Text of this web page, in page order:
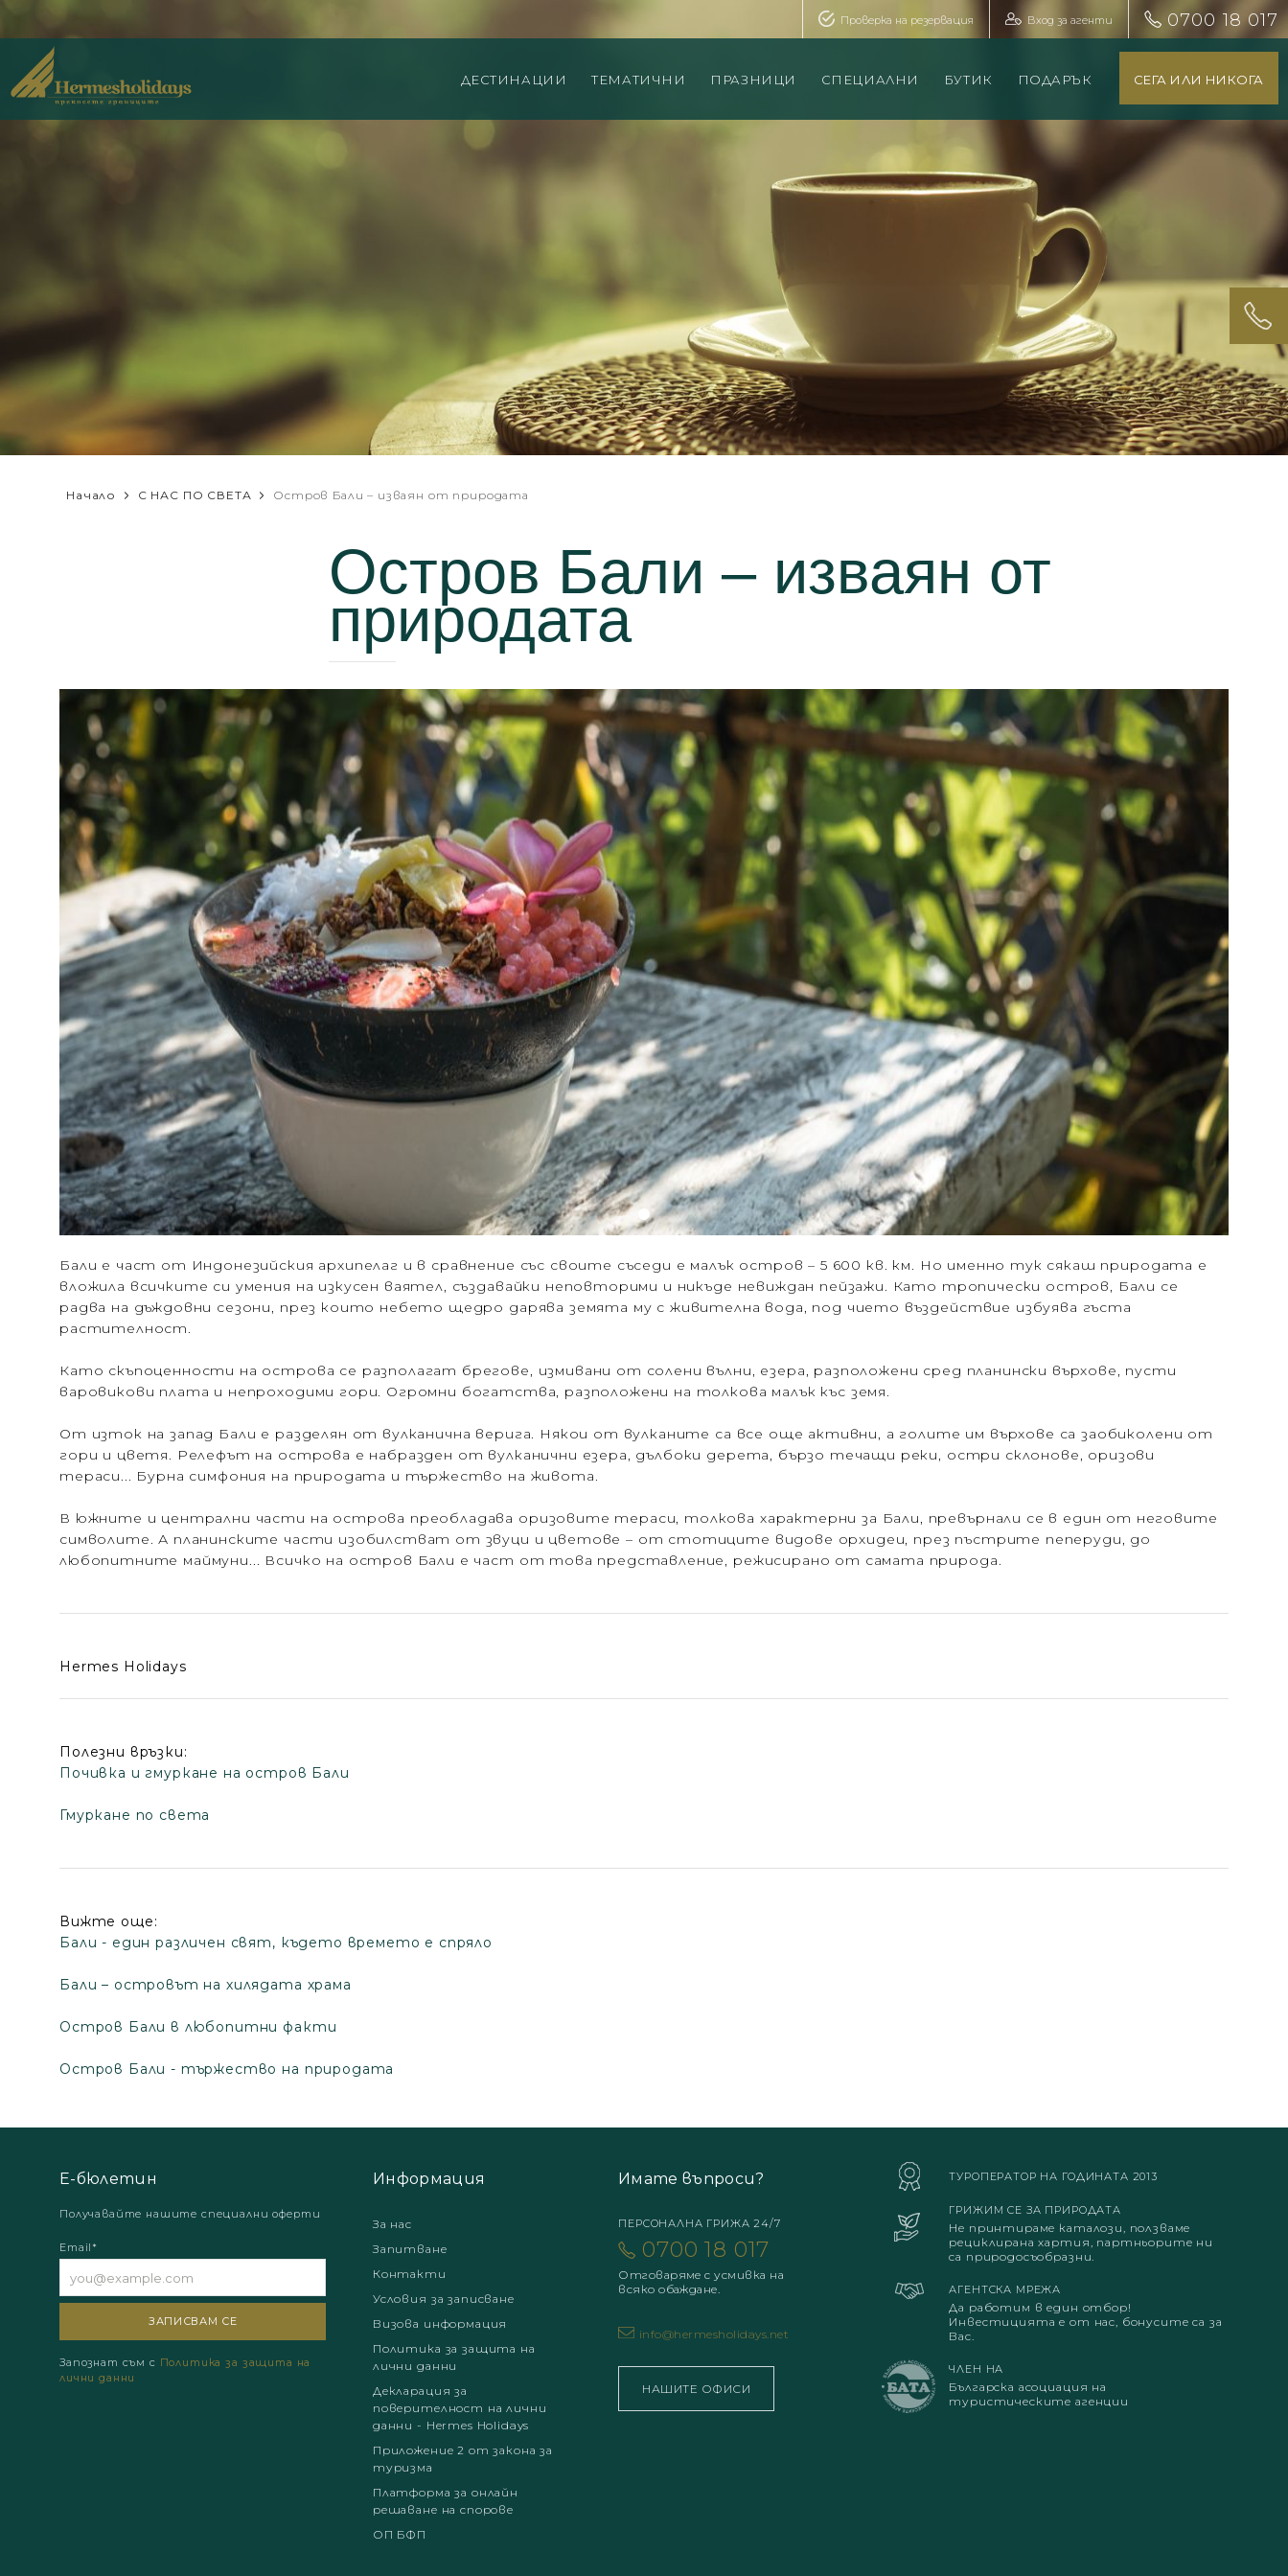
0700 18 017
Вход за агенти
Проверка на резервация
СЕГА ИЛИ НИКОГА
ДЕСТИНАЦИИ ТЕМАТИЧНИ ПРАЗНИЦИ СПЕЦИАЛНИ БУТИК ПОДАРЪК
Начало С НАС ПО СВЕТА Остров Бали – изваян от природата
Остров Бали – изваян от
природата
Бали е част от Индонезийския архипелаг и в сравнение със своите съседи е малък остров – 5 600 кв. км. Но именно тук сякаш природата е
вложила всичките си умения на изкусен ваятел, създавайки неповторими и никъде невиждан пейзажи. Като тропически остров, Бали се
радва на дъждовни сезони, през които небето щедро дарява земята му с живителна вода, под чието въздействие избуява гъста
растителност.
Като скъпоценности на острова се разполагат брегове, измивани от солени вълни, езера, разположени сред планински върхове, пусти
варовикови плата и непроходими гори. Огромни богатства, разположени на толкова малък къс земя.
От изток на запад Бали е разделян от вулканична верига. Някои от вулканите са все още активни, а голите им върхове са заобиколени от
гори и цветя. Релефът на острова е набразден от вулканични езера, дълбоки дерета, бързо течащи реки, остри склонове, оризови
тераси... Бурна симфония на природата и тържество на живота.
В южните и централни части на острова преобладава оризовите тераси, толкова характерни за Бали, превърнали се в един от неговите
символите. А планинските части изобилстват от звуци и цветове – от стотиците видове орхидеи, през пъстрите пеперуди, до
любопитните маймуни... Всичко на остров Бали е част от това представление, режисирано от самата природа.
Hermes Holidays
Полезни връзки:
Почивка и гмуркане на остров Бали
Гмуркане по света
Вижте още:
Бали - един различен свят, където времето е спряло
Бали – oстровът на хилядата храма
Остров Бали в любопитни факти
Остров Бали - тържество на природата
Е-бюлетин
Получавайте нашите специални оферти
Email*
Запознат съм с Политика за защита на
лични данни
Информация
За нас
Запитване
Контакти
Условия за записване
Визова информация
Политика за защита на
лични данни
Декларация за
поверителност на лични
данни - Hermes Holidays
Приложение 2 от закона за
туризма
Платформа за онлайн
решаване на спорове
ОП БФП
Имате въпроси?
ПЕРСОНАЛНА ГРИЖА 24/7
0700 18 017
Отговаряме с усмивка на
всяко обаждане.
info@hermesholidays.net
НАШИТЕ ОФИСИ
ТУРОПЕРАТОР НА ГОДИНАТА 2013
ГРИЖИМ СЕ ЗА ПРИРОДАТА
Не принтираме каталози, ползваме
рециклирана хартия, партньорите ни
са природосъобразни.
АГЕНТСКА МРЕЖА
Да работим в един отбор!
Инвестицията е от нас, бонусите са за
Вас.
ЧЛЕН НА
Българска асоциация на
туристическите агенции